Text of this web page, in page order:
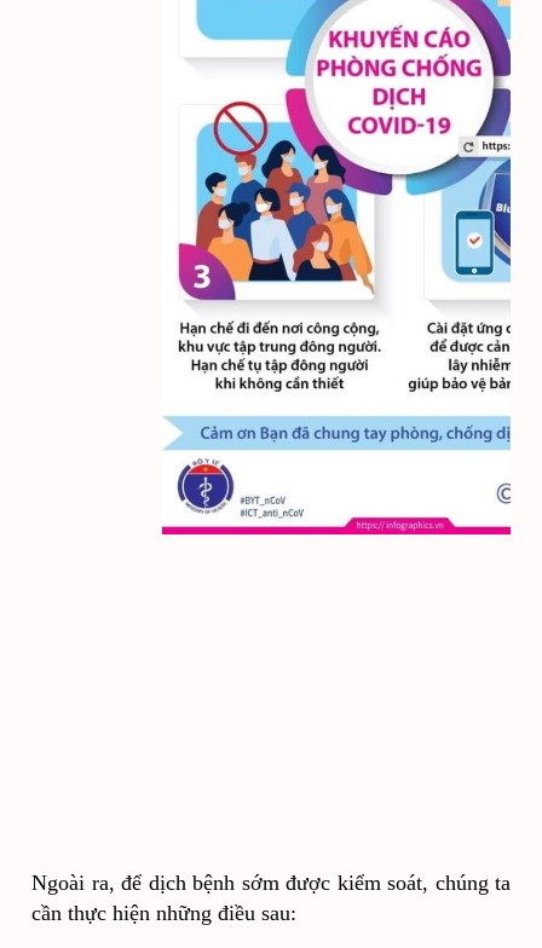
Ngoài ra, để dịch bệnh sớm được kiểm soát, chúng ta
cần thực hiện những điều sau: